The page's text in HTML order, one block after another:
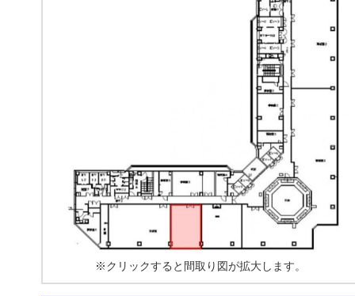
※クリックすると間取り図が拡大します。